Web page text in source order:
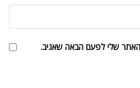
שלי לפעם הבאה שאגיב.